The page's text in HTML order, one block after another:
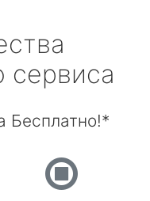
сервиса
Бесплатно!*